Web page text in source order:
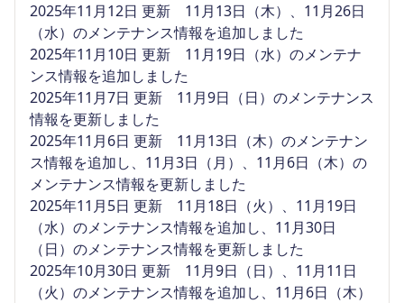
2025年11月12日 更新 11月13日（木）、11月26日
（水）のメンテナンス情報を追加しました
2025年11月10日 更新 11月19日（水）のメンテナ
ンス情報を追加しました
2025年11月7日 更新 11月9日（日）のメンテナンス
情報を更新しました
2025年11月6日 更新 11月13日（木）のメンテナン
ス情報を追加し、11月3日（月）、11月6日（木）の
メンテナンス情報を更新しました
2025年11月5日 更新 11月18日（火）、11月19日
（水）のメンテナンス情報を追加し、11月30日
（日）のメンテナンス情報を更新しました
2025年10月30日 更新 11月9日（日）、11月11日
（火）のメンテナンス情報を追加し、11月6日（木）